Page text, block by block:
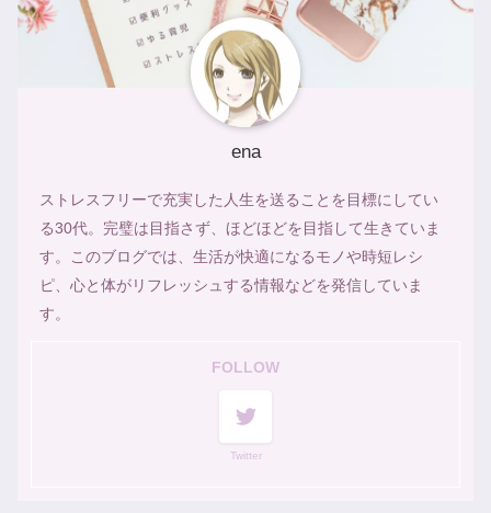
ena
ストレスフリーで充実した人生を送ることを目標にしてい
る30代。完璧は目指さず、ほどほどを目指して生きていま
す。このブログでは、生活が快適になるモノや時短レシ
ピ、心と体がリフレッシュする情報などを発信していま
す。
FOLLOW
Twitter